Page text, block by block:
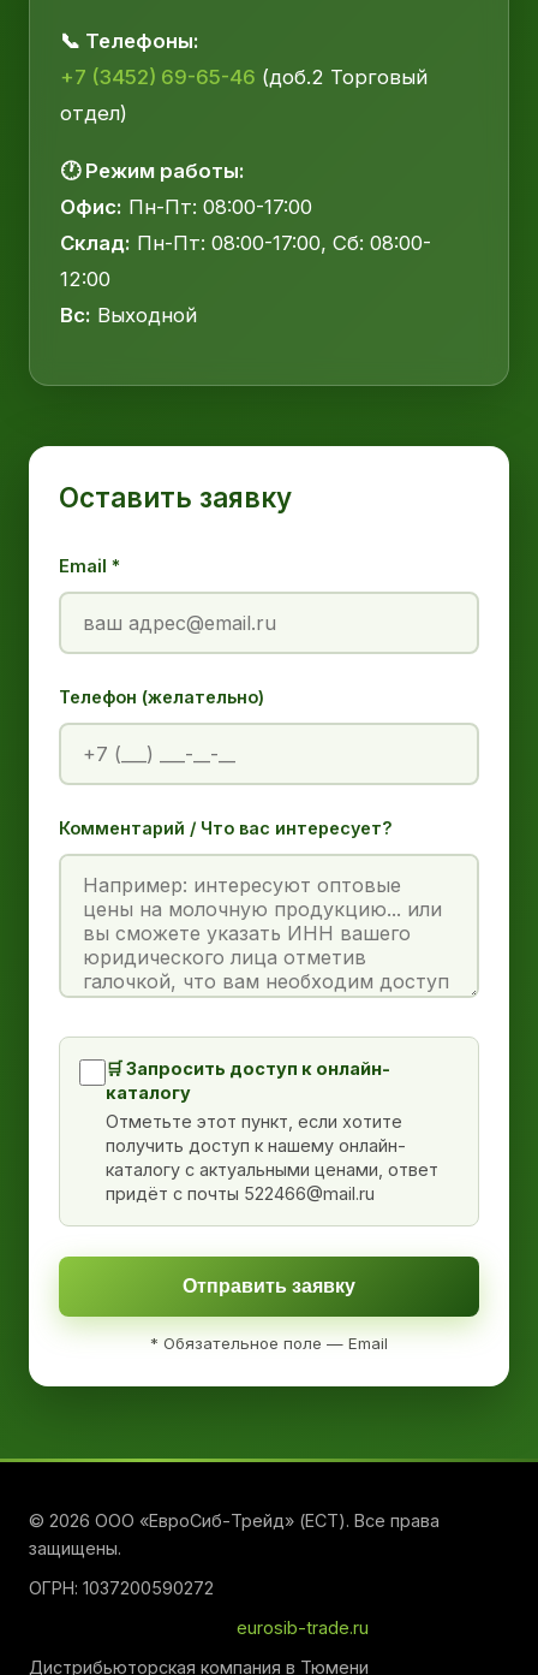
📞 Телефоны:
+7 (3452) 69-65-46 (доб.2 Торговый
отдел)
🕐 Режим работы:
Офис: Пн-Пт: 08:00-17:00
Склад: Пн-Пт: 08:00-17:00, Сб: 08:00-
12:00
Вс: Выходной
Оставить заявку
Email *
Телефон (желательно)
Комментарий / Что вас интересует?
🛒 Запросить доступ к онлайн-
каталогу
Отметьте этот пункт, если хотите
получить доступ к нашему онлайн-
каталогу с актуальными ценами, ответ
придёт с почты 522466@mail.ru
Отправить заявку
* Обязательное поле — Email
© 2026 ООО «ЕвроСиб-Трейд» (ЕСТ). Все права
защищены.
ОГРН: 1037200590272
eurosib-trade.ru
Дистрибьюторская компания в Тюмени